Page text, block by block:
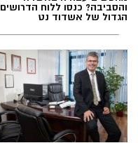
והסביבה? כנסו ללוח הדרושים
הגדול של אשדוד נט